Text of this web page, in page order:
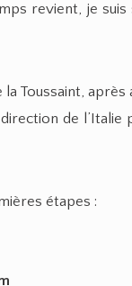
revient, je
Toussaint,
de
étapes :